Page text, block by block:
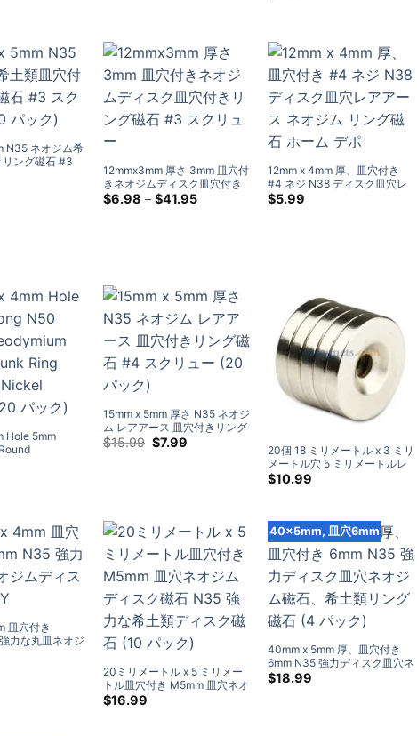
$20.99
N35 ネオジム希
ング磁石 #3
パック)
12mmx3mm 厚さ 3mm 皿穴付
きネオジムディスク皿穴付き
リング磁石 #3 スクリュー
$6.98 – $41.95価
$41.95
12mm x 4mm 厚、皿穴付き
#4 ネジ N38 ディスク皿穴レ
アアース ネオジム リング磁石
$5.99
Hole 5mm
15mm x 5mm 厚さ N35 ネオジ
ム レアアース 皿穴付きリング
磁石 #4 スクリュー (20 パッ
$15.99 元
の
$7.99
20個 18 ミリメートル x 3 ミリ
メートル穴 5 ミリメートルレ
アアース N50 ラウンドネオジ
$10.99
皿穴付き
力な丸皿ネオジ
DIY
20ミリメートル x 5 ミリメー
トル皿穴付き M5mm 皿穴ネオ
ジムディスク磁石 N35 強力な
$16.99
40×5mm, 皿穴6mm
40mm x 5mm 厚、皿穴付き
6mm N35 強力ディスク皿穴ネ
オジム磁石、希土類リング磁
$18.99